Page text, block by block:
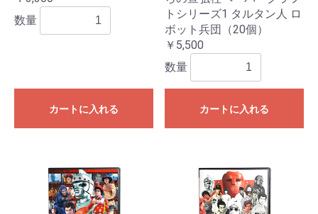
数量
カートに入れる
トシリーズ1 タルタン人 ロ
ボット兵団（20個）
￥5,500
数量
カートに入れる